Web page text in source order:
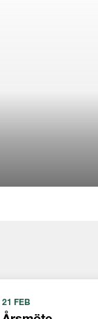
21 FEB